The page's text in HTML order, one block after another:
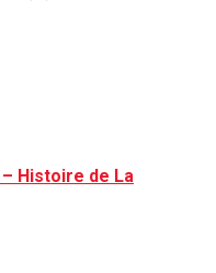
Histoire de La